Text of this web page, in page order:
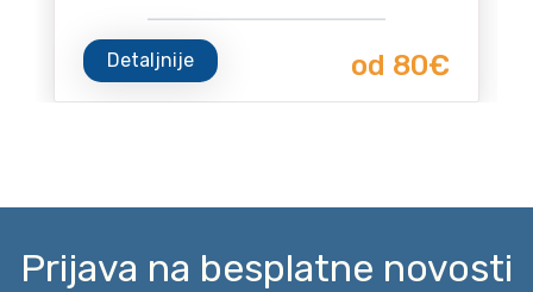
Detaljnije od 80€
Prijava na besplatne novosti